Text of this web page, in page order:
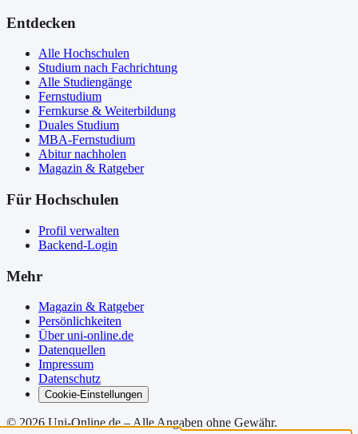
Entdecken
Alle Hochschulen
Studium nach Fachrichtung
Alle Studiengänge
Fernstudium
Fernkurse & Weiterbildung
Duales Studium
MBA-Fernstudium
Abitur nachholen
Magazin & Ratgeber
Für Hochschulen
Profil verwalten
Backend-Login
Mehr
Magazin & Ratgeber
Persönlichkeiten
Über uni-online.de
Datenquellen
Impressum
Datenschutz
Cookie-Einstellungen
© 2026 Uni-Online.de – Alle Angaben ohne Gewähr.